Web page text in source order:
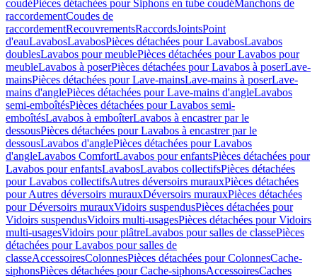
coudéPièces détachées pour Siphons en tube coudéManchons de
raccordementCoudes de
raccordementRecouvrementsRaccordsJointsPoint
d'eauLavabosLavabosPièces détachées pour LavabosLavabos
doublesLavabos pour meublePièces détachées pour Lavabos pour
meubleLavabos à poserPièces détachées pour Lavabos à poserLave-
mainsPièces détachées pour Lave-mainsLave-mains à poserLave-
mains d'anglePièces détachées pour Lave-mains d'angleLavabos
semi-emboîtésPièces détachées pour Lavabos semi-
emboîtésLavabos à emboîterLavabos à encastrer par le
dessousPièces détachées pour Lavabos à encastrer par le
dessousLavabos d'anglePièces détachées pour Lavabos
d'angleLavabos ComfortLavabos pour enfantsPièces détachées pour
Lavabos pour enfantsLavabosLavabos collectifsPièces détachées
pour Lavabos collectifsAutres déversoirs murauxPièces détachées
pour Autres déversoirs murauxDéversoirs murauxPièces détachées
pour Déversoirs murauxVidoirs suspendusPièces détachées pour
Vidoirs suspendusVidoirs multi-usagesPièces détachées pour Vidoirs
multi-usagesVidoirs pour plâtreLavabos pour salles de classePièces
détachées pour Lavabos pour salles de
classeAccessoiresColonnesPièces détachées pour ColonnesCache-
siphonsPièces détachées pour Cache-siphonsAccessoiresCaches